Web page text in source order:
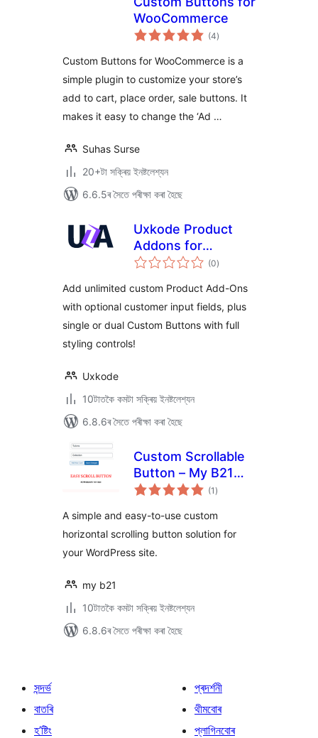
WooCommerce
(4টা
মুঠ)
Custom Buttons for WooCommerce is a
simple plugin to customize your store’s
add to cart, place order, sale buttons. It
makes it easy to change the ‘Ad …
Suhas Surse
20+টা সক্ৰিয় ইনষ্টলেশ্যন
6.6.5ৰ সৈতে পৰীক্ষা কৰা হৈছে
Uxkode Product
Addons for
WooCommerce
(0টা
মুঠ)
Add unlimited custom Product Add-Ons
with optional customer input fields, plus
single or dual Custom Buttons with full
styling controls!
Uxkode
10টাতকৈ কমটা সক্ৰিয় ইনষ্টলেশ্যন
6.8.6ৰ সৈতে পৰীক্ষা কৰা হৈছে
Custom Scrollable
Button – My B21
Cards
(1 টা
মুঠ)
A simple and easy-to-use custom
horizontal scrolling button solution for
your WordPress site.
my b21
10টাতকৈ কমটা সক্ৰিয় ইনষ্টলেশ্যন
6.8.6ৰ সৈতে পৰীক্ষা কৰা হৈছে
সন্দৰ্ভ
বাতৰি
হ’ষ্টিং
প্ৰদৰ্শনী
থীমবোৰ
প্লাগিনবোৰ